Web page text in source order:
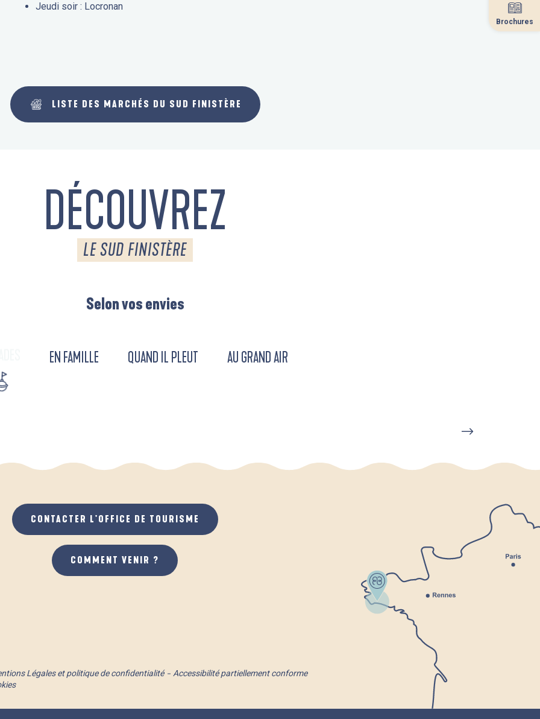
Brochures
Jeudi soir : Locronan
LISTE DES MARCHÉS DU SUD FINISTÈRE
DÉCOUVREZ
LE SUD FINISTÈRE
Selon vos envies
EN FAMILLE QUAND IL PLEUT AU GRAND AIR
D'UN PORT À
CONTACTER L'OFFICE DE TOURISME
COMMENT VENIR ?
Légales et politique de confidentialité
Accessibilité partiellement conforme